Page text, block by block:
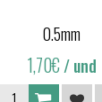
0.5mm
1,70€/ und